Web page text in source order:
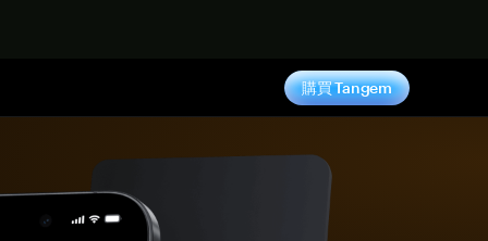
購買 Tangem